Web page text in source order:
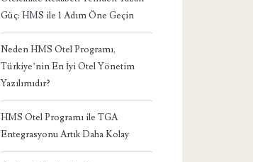
Güç: HMS ile 1 Adım Öne Geçin
Neden HMS Otel Programı,
Türkiye’nin En İyi Otel Yönetim
Yazılımıdır?
HMS Otel Programı ile TGA
Entegrasyonu Artık Daha Kolay